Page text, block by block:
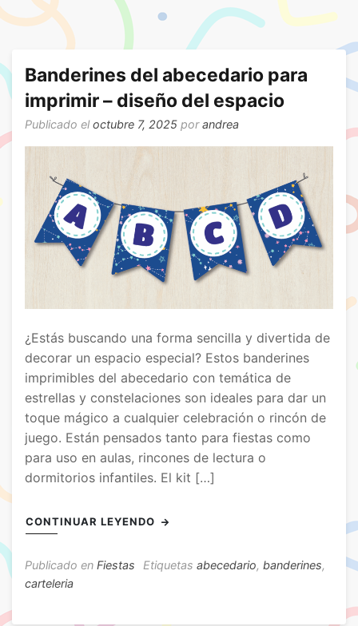
Banderines del abecedario para
imprimir – diseño del espacio
Publicado eloctubre 7, 2025 porandrea
¿Estás buscando una forma sencilla y divertida de
decorar un espacio especial? Estos banderines
imprimibles del abecedario con temática de
estrellas y constelaciones son ideales para dar un
toque mágico a cualquier celebración o rincón de
juego. Están pensados tanto para fiestas como
para uso en aulas, rincones de lectura o
dormitorios infantiles. El kit […]
CONTINUAR LEYENDO
Publicado en Fiestas Etiquetas abecedario, banderines,
carteleria